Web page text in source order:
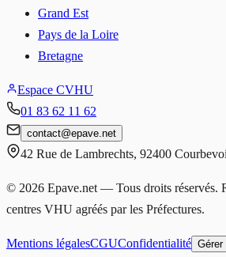
Grand Est
Pays de la Loire
Bretagne
Espace CVHU
01 83 62 11 62
contact@epave.net
42 Rue de Lambrechts, 92400
© 2026 Epave.net — Tous droits réservés.
centres VHU agréés par les Préfectures.
Mentions légalesCGUConfidentialité